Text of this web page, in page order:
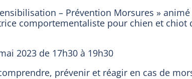
– Prévention Morsures »
comportementaliste pour chien et chiot
2023 de 17h30 à 19h30
prévenir et réagir en cas de